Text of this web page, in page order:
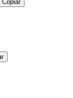
Copiar